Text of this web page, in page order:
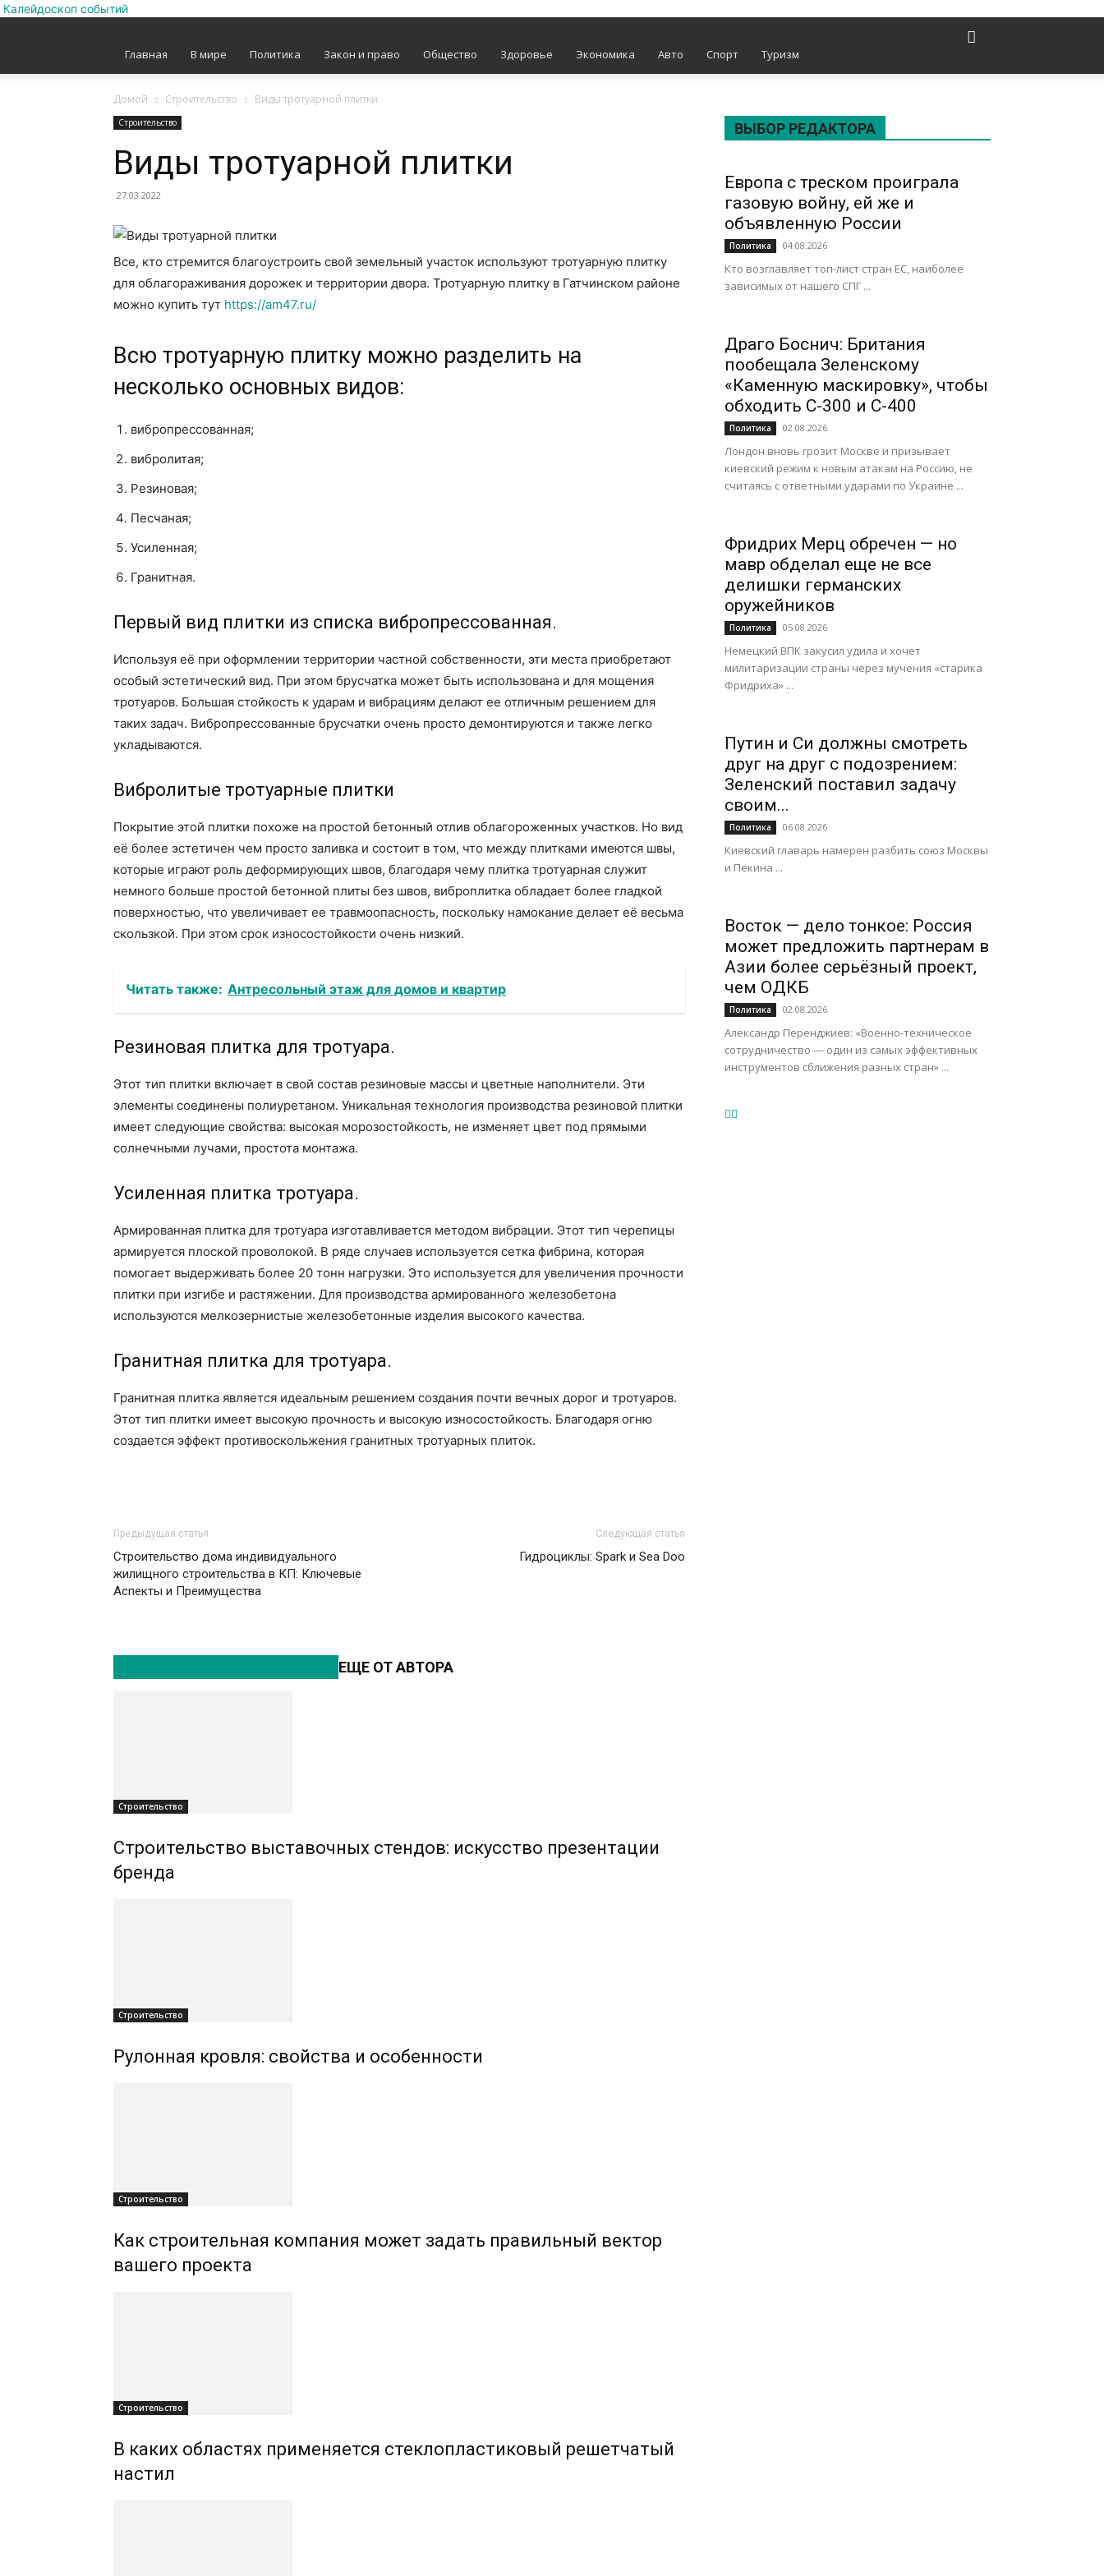
Калейдоскоп событий
Главная В мире Политика Закон и право Общество Здоровье Экономика Авто Спорт Туризм
Домой Строительство Виды тротуарной плитки
Строительство
Виды тротуарной плитки
27.03.2022
Все, кто стремится благоустроить свой земельный участок используют тротуарную плитку
для облагораживания дорожек и территории двора. Тротуарную плитку в Гатчинском районе
можно купить тут https://am47.ru/
Всю тротуарную плитку можно разделить на
несколько основных видов:
вибропрессованная;
вибролитая;
Резиновая;
Песчаная;
Усиленная;
Гранитная.
Первый вид плитки из списка вибропрессованная.
Используя её при оформлении территории частной собственности, эти места приобретают
особый эстетический вид. При этом брусчатка может быть использована и для мощения
тротуаров. Большая стойкость к ударам и вибрациям делают ее отличным решением для
таких задач. Вибропрессованные брусчатки очень просто демонтируются и также легко
укладываются.
Вибролитые тротуарные плитки
Покрытие этой плитки похоже на простой бетонный отлив облагороженных участков. Но вид
её более эстетичен чем просто заливка и состоит в том, что между плитками имеются швы,
которые играют роль деформирующих швов, благодаря чему плитка тротуарная служит
немного больше простой бетонной плиты без швов, виброплитка обладает более гладкой
поверхностью, что увеличивает ее травмоопасность, поскольку намокание делает её весьма
скользкой. При этом срок износостойкости очень низкий.
Читать также: Антресольный этаж для домов и квартир
Резиновая плитка для тротуара.
Этот тип плитки включает в свой состав резиновые массы и цветные наполнители. Эти
элементы соединены полиуретаном. Уникальная технология производства резиновой плитки
имеет следующие свойства: высокая морозостойкость, не изменяет цвет под прямыми
солнечными лучами, простота монтажа.
Усиленная плитка тротуара.
Армированная плитка для тротуара изготавливается методом вибрации. Этот тип черепицы
армируется плоской проволокой. В ряде случаев используется сетка фибрина, которая
помогает выдерживать более 20 тонн нагрузки. Это используется для увеличения прочности
плитки при изгибе и растяжении. Для производства армированного железобетона
используются мелкозернистые железобетонные изделия высокого качества.
Гранитная плитка для тротуара.
Гранитная плитка является идеальным решением создания почти вечных дорог и тротуаров.
Этот тип плитки имеет высокую прочность и высокую износостойкость. Благодаря огню
создается эффект противоскольжения гранитных тротуарных плиток.
Предыдущая статья
Строительство дома индивидуального
жилищного строительства в КП: Ключевые
Аспекты и Преимущества
Следующая статья
Гидроциклы: Spark и Sea Doo
ЕЩЕ ОТ АВТОРА
Строительство
Строительство выставочных стендов: искусство презентации
бренда
Строительство
Рулонная кровля: свойства и особенности
Строительство
Как строительная компания может задать правильный вектор
вашего проекта
Строительство
В каких областях применяется стеклопластиковый решетчатый
настил
ВЫБОР РЕДАКТОРА
Европа с треском проиграла
газовую войну, ей же и
объявленную России
Политика 04.08.2026
Кто возглавляет топ-лист стран ЕС, наиболее
зависимых от нашего СПГ ...
Драго Боснич: Британия
пообещала Зеленскому
«Каменную маскировку», чтобы
обходить С-300 и С-400
Политика 02.08.2026
Лондон вновь грозит Москве и призывает
киевский режим к новым атакам на Россию, не
считаясь с ответными ударами по Украине ...
Фридрих Мерц обречен — но
мавр обделал еще не все
делишки германских
оружейников
Политика 05.08.2026
Немецкий ВПК закусил удила и хочет
милитаризации страны через мучения «старика
Фридриха» ...
Путин и Си должны смотреть
друг на друг с подозрением:
Зеленский поставил задачу
своим...
Политика 06.08.2026
Киевский главарь намерен разбить союз Москвы
и Пекина ...
Восток — дело тонкое: Россия
может предложить партнерам в
Азии более серьёзный проект,
чем ОДКБ
Политика 02.08.2026
Александр Перенджиев: «Военно-техническое
сотрудничество — один из самых эффективных
инструментов сближения разных стран» ...